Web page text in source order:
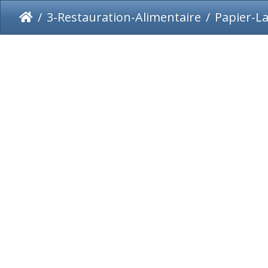
3-Restauration-Alimentaire Papier-